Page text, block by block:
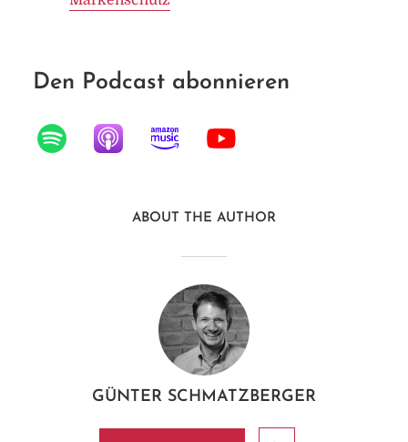
Den Podcast abonnieren
ABOUT THE AUTHOR
GÜNTER SCHMATZBERGER